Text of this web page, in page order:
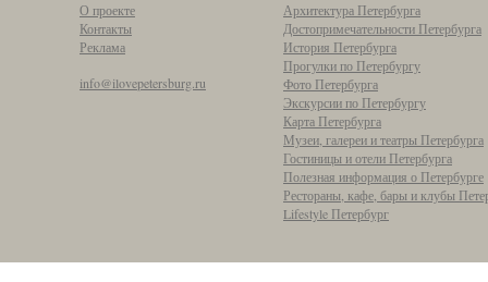
О проекте
Контакты
Реклама
info@ilovepetersburg.ru
Архитектура Петербурга
Достопримечательности Петербурга
История Петербурга
Прогулки по Петербургу
Фото Петербурга
Экскурсии по Петербургу
Карта Петербурга
Музеи, галереи и театры Петербурга
Гостиницы и отели Петербурга
Полезная информация о Петербурге
Рестораны, кафе, бары и клубы
Lifestyle Петербург